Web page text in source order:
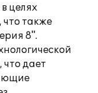
целях
что также
8".
дает